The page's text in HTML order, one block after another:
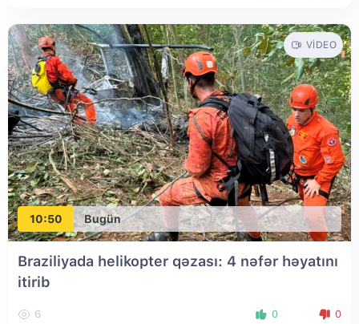
10:50 Bugün
VIDEO
Braziliyada helikopter qəzası: 4 nəfər həyatını
itirib
6 0 0